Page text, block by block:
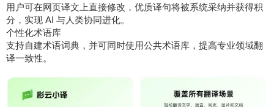
用户可在网页译文上直接修改，优质译句将被系统采纳并获得积
分，实现 AI 与人类协同进化。
个性化术语库
支持自建术语词典，并可同时使用公共术语库，提高专业领域翻
译一致性。